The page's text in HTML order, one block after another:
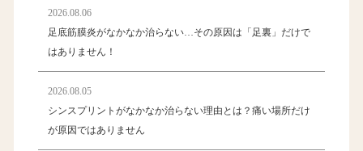
2026.08.06
足底筋膜炎がなかなか治らない…その原因は「足裏」だけで
はありません！
2026.08.05
シンスプリントがなかなか治らない理由とは？痛い場所だけ
が原因ではありません